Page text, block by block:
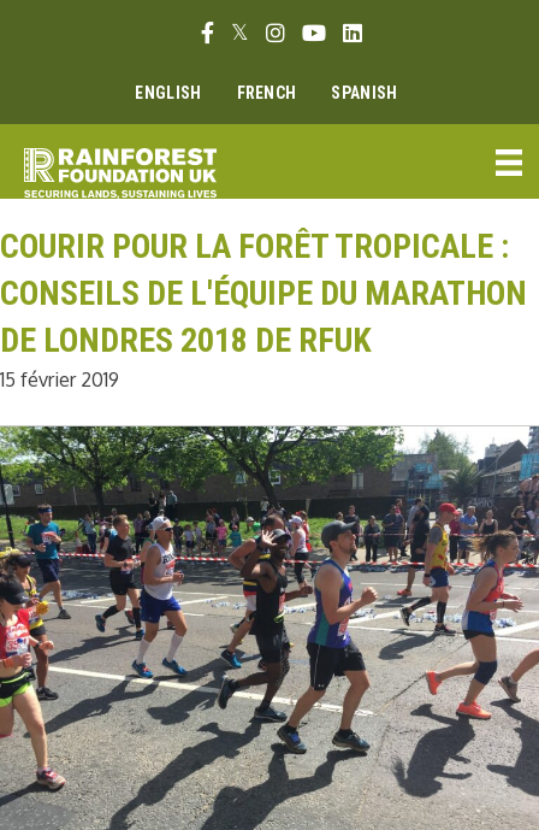
Lien Facebook
Lien Twitter
Lien Instagram
Lien Youtube
Linkedin link
ENGLISH FRENCH SPANISH
COURIR POUR LA FORÊT TROPICALE :
CONSEILS DE L'ÉQUIPE DU MARATHON
DE LONDRES 2018 DE RFUK
15 février 2019